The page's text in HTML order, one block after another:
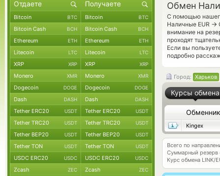
Обмен
С помощью
Наличные EUR →
внимание на
проходят
Если вы
подробно
Город: Харьков
Курсы обмена
Обменник
Kingex
Всего по
Суммарный резерв
Курс обмена LINK/
Bitcoin BTC Bitcoin BTC
Bitcoin Cash BCH Bitcoin Cash BCH
Ethereum ETH Ethereum ETH
Litecoin LTC Litecoin LTC
XRP XRP XRP XRP
Monero XMR Monero XMR
Dogecoin DOGE Dogecoin DOGE
Dash DASH Dash DASH
Tether ERC20 USDT Tether ERC20 USDT
Tether TRC20 USDT Tether TRC20 USDT
Tether BEP20 USDT Tether BEP20 USDT
Tether TON USDT Tether TON USDT
USDC ERC20 USDC USDC ERC20 USDC
Zcash ZEC Zcash ZEC